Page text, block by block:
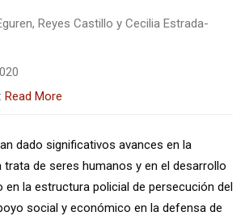
Reyes Castillo y Cecilia Estrada-
Read More
dado significativos avances en la
trata de seres humanos y en el desarrollo
en la estructura policial de persecución del
social y económico en la defensa de